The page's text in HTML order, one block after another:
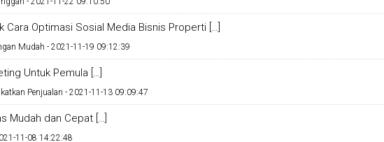
Cara Optimasi Sosial Media Bisnis Properti […]
Mudah - 2021-11-19 09:12:39
Untuk Pemula […]
Penjualan - 2021-11-13 09:09:47
Mudah dan Cepat […]
11-08 14:22:48